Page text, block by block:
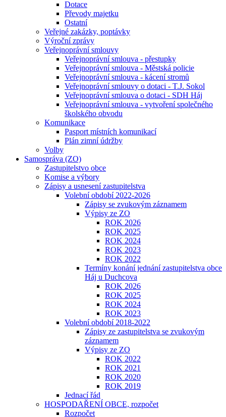
Dotace
Převody majetku
Ostatní
Veřejné zakázky, poptávky
Výroční zprávy
Veřejnoprávní smlouvy
Veřejnoprávní smlouva - přestupky
Veřejnoprávní smlouva - Městská policie
Veřejnoprávní smlouva - kácení stromů
Veřejnoprávní smlouvy o dotaci - T.J. Sokol
Veřejnoprávní smlouva o dotaci - SDH Háj
Veřejnoprávní smlouva - vytvoření společného
školského obvodu
Komunikace
Pasport místních komunikací
Plán zimní údržby
Volby
Samospráva (ZO)
Zastupitelstvo obce
Komise a výbory
Zápisy a usnesení zastupitelstva
Volební období 2022-2026
Zápisy se zvukovým záznamem
Výpisy ze ZO
ROK 2026
ROK 2025
ROK 2024
ROK 2023
​​​​​ROK 2022
Termíny konání jednání zastupitelstva obce
Háj u Duchcova
ROK 2026
ROK 2025
ROK 2024
ROK 2023
Volební období 2018-2022
Zápisy ze zastupitelstva se zvukovým
záznamem
Výpisy ze ZO
ROK 2022
ROK 2021
ROK 2020
ROK 2019
Jednací řád
HOSPODAŘENÍ OBCE, rozpočet
Rozpočet